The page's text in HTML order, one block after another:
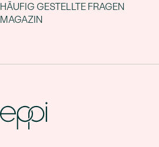
HÄUFIG GESTELLTE FRAGEN
MAGAZIN